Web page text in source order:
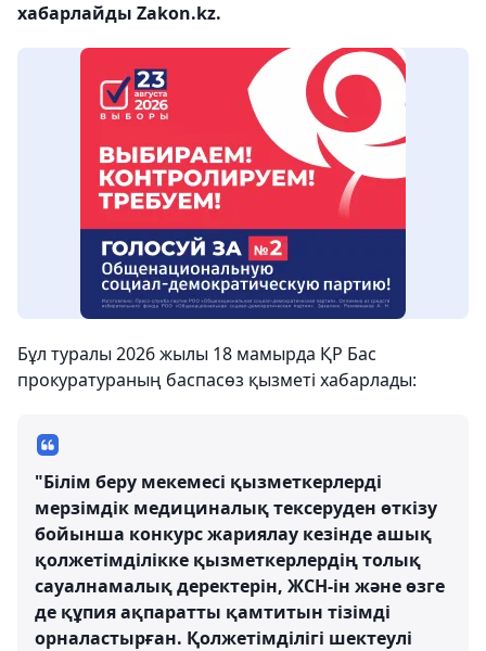
хабарлайды Zakon.kz.
Бұл туралы 2026 жылы 18 мамырда ҚР Бас
прокуратураның баспасөз қызметі хабарлады:
"Білім беру мекемесі қызметкерлерді
мерзімдік медициналық тексеруден өткізу
бойынша конкурс жариялау кезінде ашық
қолжетімділікке қызметкерлердің толық
сауалнамалық деректерін, ЖСН-ін және өзге
де құпия ақпаратты қамтитын тізімді
орналастырған. Қолжетімділігі шектеулі